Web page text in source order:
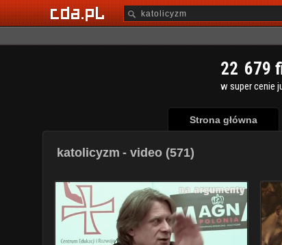
22 679
w super cenie
Strona główna
katolicyzm - video (571)